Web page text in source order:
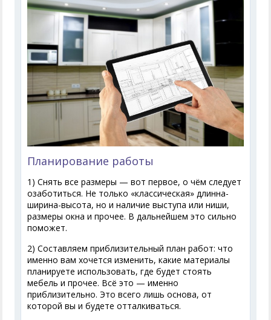
Планирование работы
1) Снять все размеры — вот первое, о чём следует
озаботиться. Не только «классическая» длинна-
ширина-высота, но и наличие выступа или ниши,
размеры окна и прочее. В дальнейшем это сильно
поможет.
2) Составляем приблизительный план работ: что
именно вам хочется изменить, какие материалы
планируете использовать, где будет стоять
мебель и прочее. Всё это — именно
приблизительно. Это всего лишь основа, от
которой вы и будете отталкиваться.